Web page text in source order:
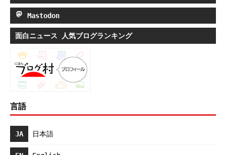
Mastodon
面白ニュース 人気ブログランキング
言語
JA 日本語